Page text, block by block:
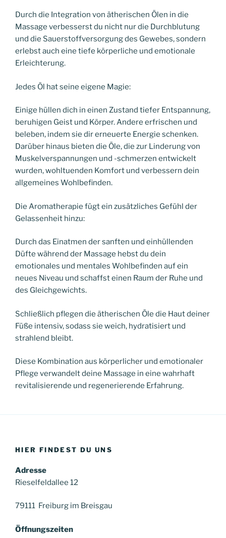
Durch die Integration von ätherischen Ölen in die
Massage verbesserst du nicht nur die Durchblutung
und die Sauerstoffversorgung des Gewebes, sondern
erlebst auch eine tiefe körperliche und emotionale
Erleichterung.
Jedes Öl hat seine eigene Magie:
Einige hüllen dich in einen Zustand tiefer Entspannung,
beruhigen Geist und Körper. Andere erfrischen und
beleben, indem sie dir erneuerte Energie schenken.
Darüber hinaus bieten die Öle, die zur Linderung von
Muskelverspannungen und -schmerzen entwickelt
wurden, wohltuenden Komfort und verbessern dein
allgemeines Wohlbefinden.
Die Aromatherapie fügt ein zusätzliches Gefühl der
Gelassenheit hinzu:
Durch das Einatmen der sanften und einhüllenden
Düfte während der Massage hebst du dein
emotionales und mentales Wohlbefinden auf ein
neues Niveau und schaffst einen Raum der Ruhe und
des Gleichgewichts.
Schließlich pflegen die ätherischen Öle die Haut deiner
Füße intensiv, sodass sie weich, hydratisiert und
strahlend bleibt.
Diese Kombination aus körperlicher und emotionaler
Pflege verwandelt deine Massage in eine wahrhaft
revitalisierende und regenerierende Erfahrung.
HIER FINDEST DU UNS
Adresse
Rieselfeldallee 12
79111 Freiburg im Breisgau
Öffnungszeiten